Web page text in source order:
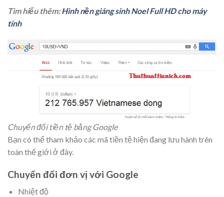
Tìm hiểu thêm:Hình nền giáng sinh Noel Full HD cho máy
tính
Chuyển đổi tiền tệ bằng Google
Bạn có thể tham khảo các mã tiền tệ hiện đang lưu hành trên
toàn thế giới ở đây.
Chuyển đổi đơn vị với Google
Nhiệt độ